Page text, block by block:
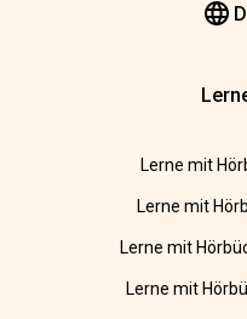
Lerne mit
Lerne mit
Lerne mit
Lerne mit